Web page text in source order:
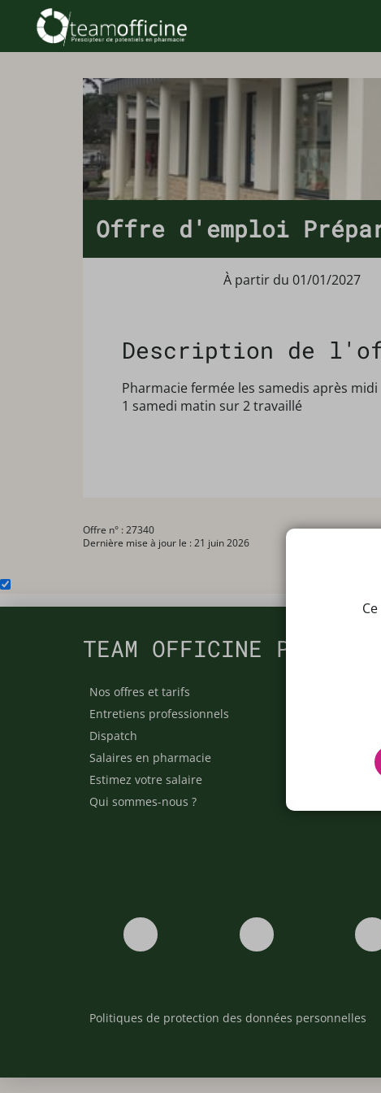
Offre d'emploi
À partir du 01/01/2027
Description de
Pharmacie fermée les samedis après midi
1 samedi matin sur 2 travaillé
Offre n° : 27340
Dernière mise à jour le : 21 juin 2026
TEAM OFFICINE
Nos offres et tarifs
Entretiens professionnels
Dispatch
Salaires en pharmacie
Estimez votre salaire
Qui sommes-nous ?
Besoin
Notre
Formations
Politiques de protection des données personnelles